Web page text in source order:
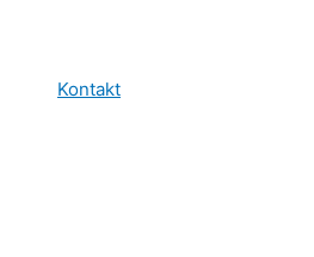
Kontakt